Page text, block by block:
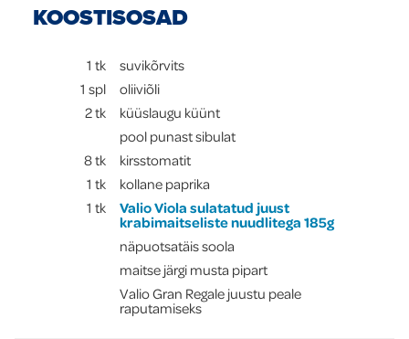
KOOSTISOSAD
1 tk
suvikõrvits
1 spl
oliiviõli
2tk
küüslaugu küünt
pool punast sibulat
8tk
kirsstomatit
1 tk
kollane paprika
1 tk
Valio Viola sulatatud juust
krabimaitseliste nuudlitega 185g
näpuotsatäis soola
maitse järgi musta pipart
Valio Gran Regale juustu peale
raputamiseks